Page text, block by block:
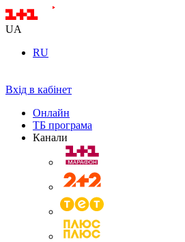
UA
RU
Вхід в кабінет
Онлайн
ТБ програма
Канали